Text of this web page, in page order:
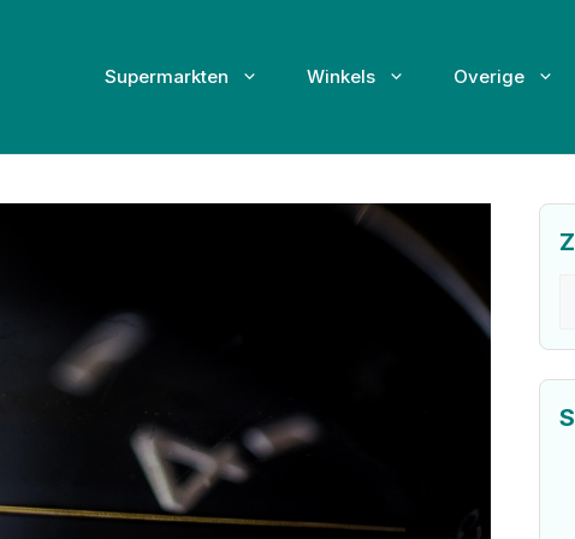
Supermarkten Winkels Overige